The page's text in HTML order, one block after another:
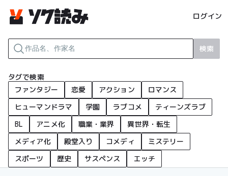
ログイン
検索
タグで検索
ファンタジー
恋愛 アクション
ロマンス
ヒューマンドラマ
学園 ラブコメ
ティーンズラブ
BL
アニメ化 職業・業界
異世界・転生
メディア化
殿堂入り コメディ
ミステリー
スポーツ
歴史 サスペンス エッチ